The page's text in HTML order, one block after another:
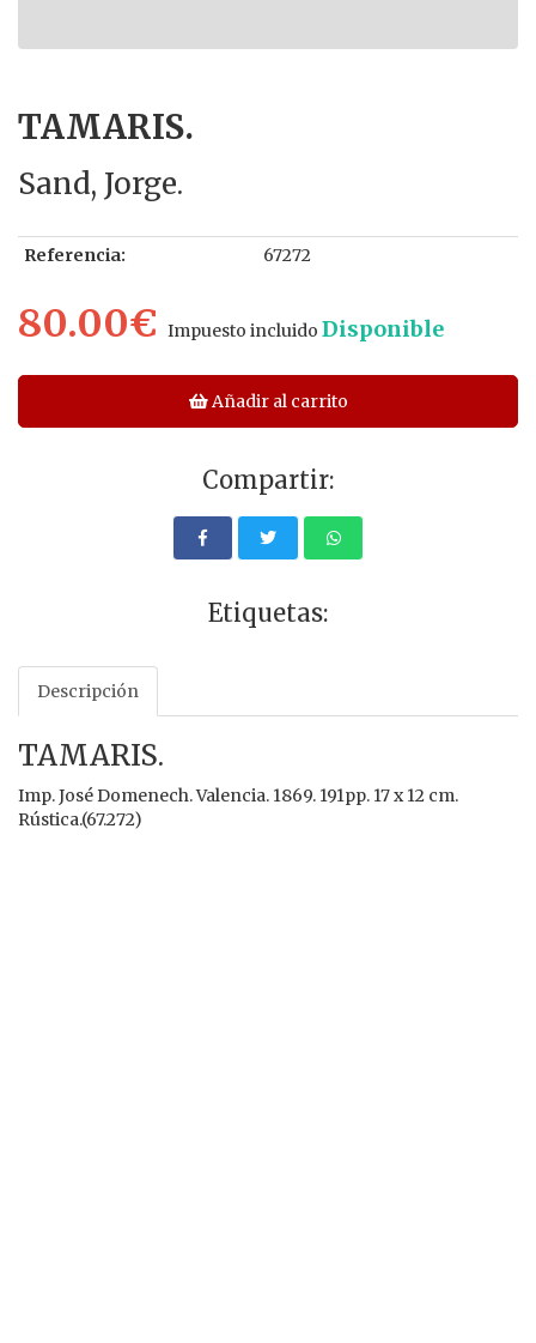
TAMARIS.
Sand, Jorge.
Referencia: 67272
80.00€ Impuesto incluido Disponible
Añadir al carrito
Compartir:
Etiquetas:
Descripción
TAMARIS.
Imp. José Domenech. Valencia. 1869. 191pp. 17 x 12 cm.
Rústica.(67.272)